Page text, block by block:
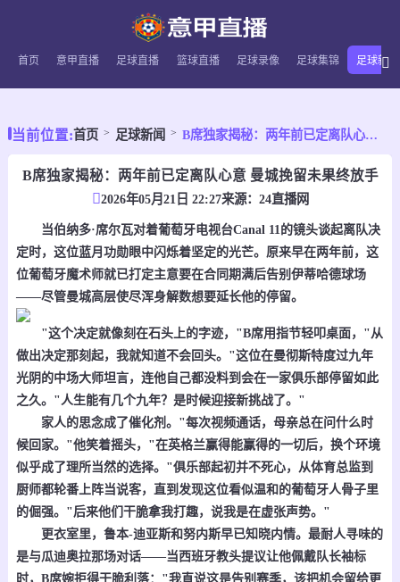
首页 意甲直播 足球直播 篮球直播 足球录像 足球集锦 足球新闻
当前位置:首页 足球新闻 B席独家揭秘：两年前已定离队心意 曼城挽留未果终放手
B席独家揭秘：两年前已定离队心意 曼城挽留未果终放手
2026年05月21日 22:27来源： 24直播网
当伯纳多·席尔瓦对着葡萄牙电视台Canal 11的镜头谈起离队决
定时，这位蓝月功勋眼中闪烁着坚定的光芒。原来早在两年前，这
位葡萄牙魔术师就已打定主意要在合同期满后告别伊蒂哈德球场
——尽管曼城高层使尽浑身解数想要延长他的停留。
"这个决定就像刻在石头上的字迹，"B席用指节轻叩桌面，"从
做出决定那刻起，我就知道不会回头。"这位在曼彻斯特度过九年
光阴的中场大师坦言，连他自己都没料到会在一家俱乐部停留如此
之久。"人生能有几个九年？是时候迎接新挑战了。"
家人的思念成了催化剂。"每次视频通话，母亲总在问什么时
候回家。"他笑着摇头，"在英格兰赢得能赢得的一切后，换个环境
似乎成了理所当然的选择。"俱乐部起初并不死心，从体育总监到
厨师都轮番上阵当说客，直到发现这位看似温和的葡萄牙人骨子里
的倔强。"后来他们干脆拿我打趣，说我是在虚张声势。"
更衣室里，鲁本-迪亚斯和努内斯早已知晓内情。最耐人寻味的
是与瓜迪奥拉那场对话——当西班牙教头提议让他佩戴队长袖标
时，B席婉拒得干脆利落："我直说这是告别赛季，该把机会留给更